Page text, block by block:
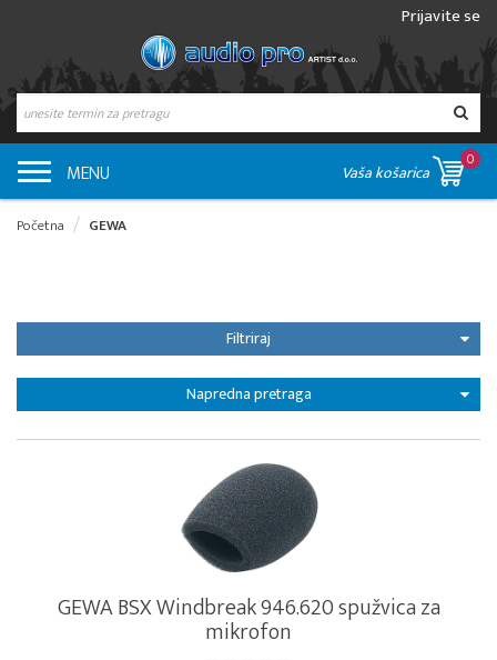
Prijavite se
MENU Vaša košarica
0
Početna GEWA
Filtriraj
Napredna pretraga
GEWA BSX Windbreak 946.620 spužvica za
mikrofon